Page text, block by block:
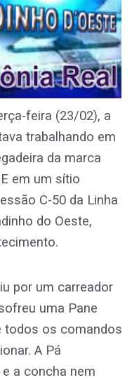
feira (23/02), a
trabalhando em
da marca
em um sítio
C-50 da Linha
do Oeste,
por um carreador
uma Pane
todos os comandos
A Pá
a concha nem